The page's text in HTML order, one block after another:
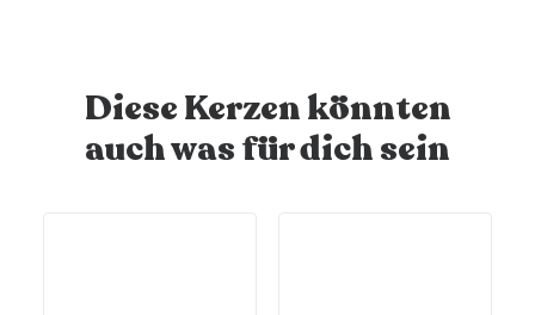
Diese Kerzen könnten
auch was für dich sein